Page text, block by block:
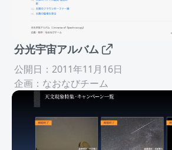
分光宇宙アルバム
公開日：2011年11月16日
企画：なおなびチーム